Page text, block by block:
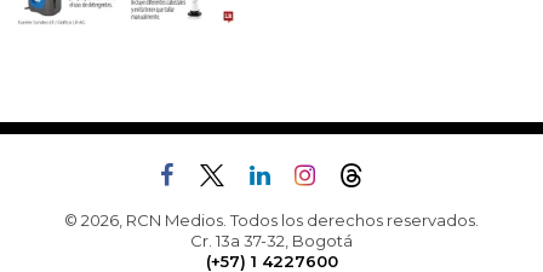
© 2026, RCN Medios. Todos los derechos reservados.
Cr. 13a 37-32, Bogotá
(+57) 1 4227600